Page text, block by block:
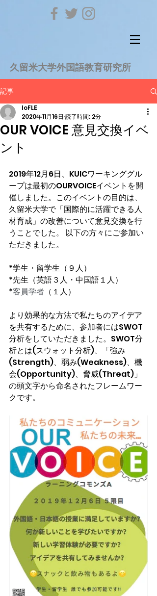
久留米大学外国語教育研究所
記事
OUR VOICE 意見交換イベ
ント
IoFLE
2020年11月16日 読了時間: 2分
2019年12月6日、KUICワーキンググル
ープは最初のOURVOICEイベントを開
催しました。このイベントの目的は、
久留米大学で「国際的に活躍できる人
材育成」の改善について意見交換を行
うことでした。 以下の方々にご参加い
ただきました。
*学生・留学生（９人）
*先生（英語３人・中国語１人）
*客員学者 （１人）
より効果的な方法で私たちのアイデア
を共有するために、参加者にはSWOT
分析をしていただきました。SWOT分
析とは(スウォット分析)、「強み
(Strength)、弱み(Weakness)、機
会(Opportunity)、脅威(Threat)」
の頭文字から命名されたフレームワー
クです。